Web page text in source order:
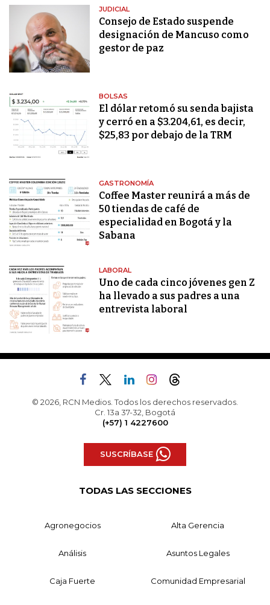
JUDICIAL
Consejo de Estado suspende
designación de Mancuso como
gestor de paz
BOLSAS
El dólar retomó su senda bajista
y cerró en a $3.204,61, es decir,
$25,83 por debajo de la TRM
GASTRONOMÍA
Coffee Master reunirá a más de
50 tiendas de café de
especialidad en Bogotá y la
Sabana
LABORAL
Uno de cada cinco jóvenes gen Z
ha llevado a sus padres a una
entrevista laboral
© 2026, RCN Medios. Todos los derechos reservados.
Cr. 13a 37-32, Bogotá
(+57) 1 4227600
SUSCRÍBASE
TODAS LAS SECCIONES
Agronegocios Alta Gerencia
Análisis Asuntos Legales
Caja Fuerte Comunidad Empresarial